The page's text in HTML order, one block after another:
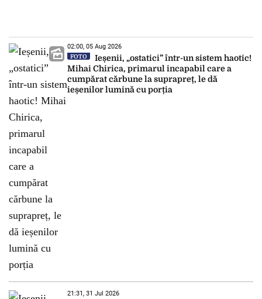
02:00, 05 Aug 2026
FOTO
Ieșenii, „ostatici” într-un sistem haotic!
Mihai Chirica, primarul incapabil care a
cumpărat cărbune la suprapreț, le dă
ieșenilor lumină cu porția
21:31, 31 Jul 2026